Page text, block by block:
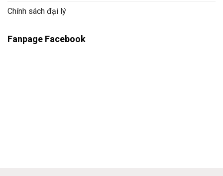
Chính sách đại lý
Fanpage Facebook